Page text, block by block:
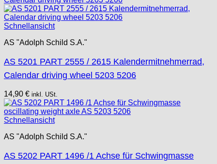
Schnellansicht
AS "Adolph Schild S.A."
AS 5201 PART 2555 / 2615 Kalendermitnehmerrad,
Calendar driving wheel 5203 5206
14,90 € inkl. USt.
Schnellansicht
AS "Adolph Schild S.A."
AS 5202 PART 1496 /1 Achse für Schwingmasse